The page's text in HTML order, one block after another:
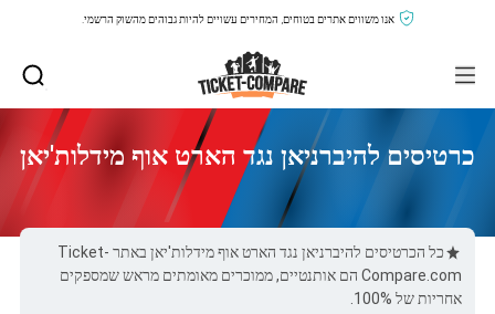
אנו משווים אתרים בטוחים, המחירים עשויים להיות גבוהים מהשוק הרשמי.
כרטיסים להיברניאן נגד הארט אוף מידלות'יאן
כל הכרטיסים להיברניאן נגד הארט אוף מידלות'יאן באתר Ticket-
Compare.com הם אותנטיים, ממוכרים מאומתים מראש שמספקים
אחריות של 100%.